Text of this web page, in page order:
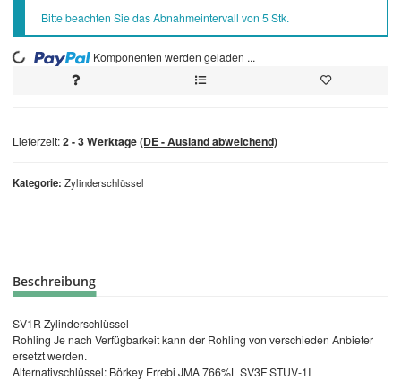
Kategorie Zylinderschlüssel
Bitte beachten Sie das Abnahmeintervall von 5 Stk.
Loading... Komponenten werden geladen ...
Lieferzeit:2 - 3 Werktage(DE - Ausland abweichend)
Beschreibung
SV1R Zylinderschlüssel-
Rohling Je nach Verfügbarkeit kann der Rohling von verschieden Anbieter
ersetzt werden.
Alternativschlüssel: Börkey Errebi JMA 766%L SV3F STUV-1I